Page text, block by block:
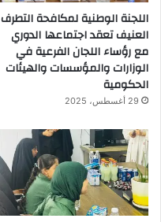
اللجنة الوطنية لمكافحة التطرف
العنيف تعقد اجتماعها الدوري
مع رؤساء اللجان الفرعية في
الوزارات والمؤسسات والهيئات
الحكومية
29 أغسطس، 2025